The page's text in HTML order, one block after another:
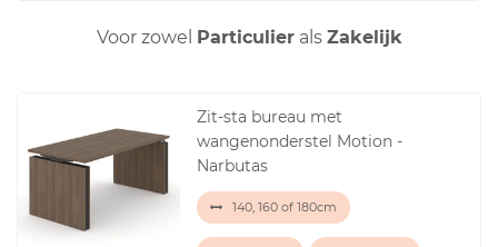
Voor zowel Particulierals Zakelijk
Zit-sta bureau met
wangenonderstel Motion -
Narbutas
140, 160 of 180cm